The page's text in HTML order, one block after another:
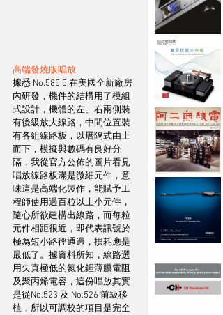
高端發燒版唱放
據悉 No.585.5 在美國全新廠房
內研發，機件的結構用了模組
式設計，機體的左、右兩側裝
有後級放大線路，中間位置裝
有各組線路板，以層隔式由上
而下，模擬與數碼有良好分
隔，我從官方公佈的圖片看見
唱放線路板滿是微細元件，意
味這是高端化製作，能賦予工
程師使用過百粒以上小元件，
隨心所欲建構出線路，而每粒
元件相距很近，即代表訊號於
極為短小路徑通過，損耗應是
最低了。據資料所知，線路選
用失真極低的氮化鉭薄膜電阻
及聚丙烯電容，這份唱放其實
是從No.523 及 No.526 前級移
植，所以可調校的項目是完全